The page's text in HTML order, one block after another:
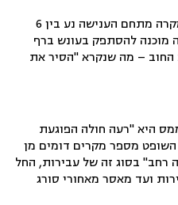
לשיטתה של המדינה, בנסיבות המקרה מתחם הענישה נע בין 6
מוכנה להסתפק בעונש ברף
– מה שנקרא "הסיר את
היא "רעה חולה הפוגעת
השופט מספר מקרים דומים מן
רחב" בסוג זה של עבירות, החל
ועד מאסר מאחורי סורג